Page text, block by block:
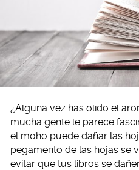
¿Alguna vez has olido el
mucha gente le parece
el moho puede dañar las
pegamento de las hojas se
evitar que tus libros se